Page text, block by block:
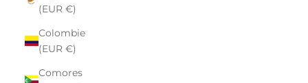
(EUR €)
Colombie
(EUR €)
Comores